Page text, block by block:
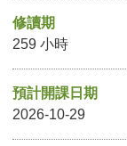
修讀期
259 小時
預計開課日期
2026-10-29